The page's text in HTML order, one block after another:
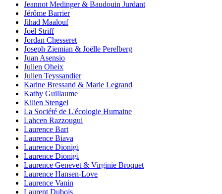
Jeannot Medinger & Baudouin Jurdant
Jérôme Barrier
Jihad Maalouf
Joël Striff
Jordan Chesseret
Joseph Ziemian & Joëlle Perelberg
Juan Asensio
Julien Oheix
Julien Teyssandier
Karine Bressand & Marie Legrand
Kathy Guillaume
Kilien Stengel
La Société de L'écologie Humaine
Lahcen Razzougui
Laurence Bart
Laurence Biava
Laurence Dionigi
Laurence Dionigi
Laurence Genevet & Virginie Broquet
Laurence Hansen-Love
Laurence Vanin
Laurent Dubois